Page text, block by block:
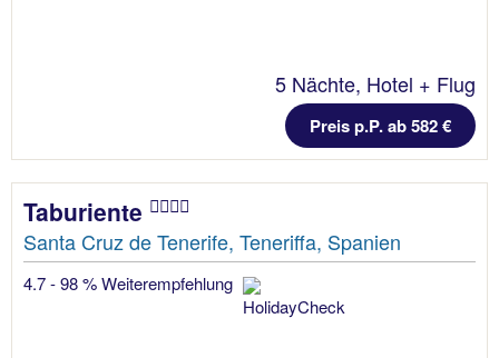
5 Nächte, Hotel + Flug
Preis p.P. ab 582 €
Taburiente
Santa Cruz de Tenerife, Teneriffa, Spanien
4.7 - 98 % Weiterempfehlung